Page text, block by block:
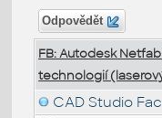
Odpovědět
FB: Autodesk
technologií
CAD Studio